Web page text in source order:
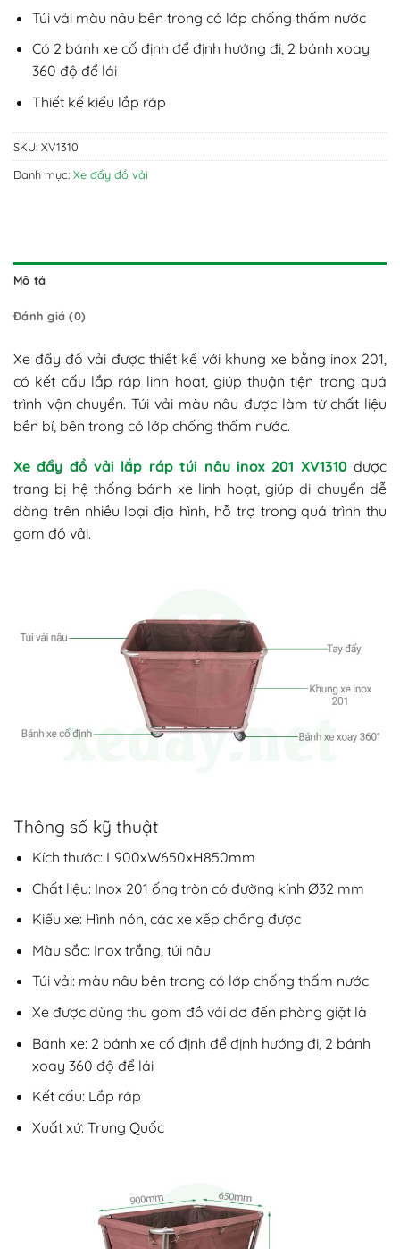
Túi vải màu nâu bên trong có lớp chống thấm nước
Có 2 bánh xe cố định để định hướng đi, 2 bánh xoay
360 độ để lái
Thiết kế kiểu lắp ráp
SKU: XV1310
Danh mục: Xe đẩy đồ vải
Mô tả
Đánh giá (0)
Xe đẩy đồ vải được thiết kế với khung xe bằng inox 201,
có kết cấu lắp ráp linh hoạt, giúp thuận tiện trong quá
trình vận chuyển. Túi vải màu nâu được làm từ chất liệu
bền bỉ, bên trong có lớp chống thấm nước.
Xe đẩy đồ vải lắp ráp túi nâu inox 201 XV1310được
trang bị hệ thống bánh xe linh hoạt, giúp di chuyển dễ
dàng trên nhiều loại địa hình, hỗ trợ trong quá trình thu
gom đồ vải.
Thông số kỹ thuật
Kích thước: L900xW650xH850mm
Chất liệu: Inox 201 ống tròn có đường kính Ø32 mm
Kiểu xe: Hình nón, các xe xếp chồng được
Màu sắc: Inox trắng, túi nâu
Túi vải: màu nâu bên trong có lớp chống thấm nước
Xe được dùng thu gom đồ vải dơ đến phòng giặt là
Bánh xe: 2 bánh xe cố định để định hướng đi, 2 bánh
xoay 360 độ để lái
Kết cấu: Lắp ráp
Xuất xứ: Trung Quốc